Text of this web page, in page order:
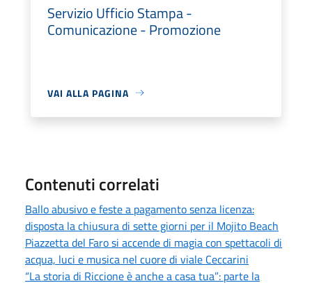
Servizio Ufficio Stampa -
Comunicazione - Promozione
VAI ALLA PAGINA
Contenuti correlati
Ballo abusivo e feste a pagamento senza licenza:
disposta la chiusura di sette giorni per il Mojito Beach
Piazzetta del Faro si accende di magia con spettacoli di
acqua, luci e musica nel cuore di viale Ceccarini
“La storia di Riccione è anche a casa tua”: parte la